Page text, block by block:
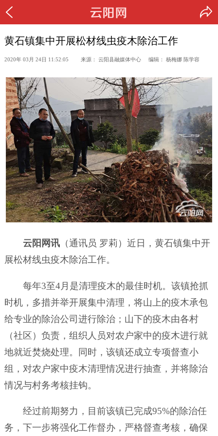
黄石镇集中开展松材线虫疫木除治工作
2020年 03月 24日 11:52:05 来源： 云阳县融媒体中心 编辑： 杨梅娜 陈学容
云阳网讯 （通讯员 罗莉）近日，黄石镇集中开
展松材线虫疫木除治工作。
每年3至4月是清理疫木的最佳时机。该镇抢抓
时机，多措并举开展集中清理，将山上的疫木承包
给专业的除治公司进行除治；山下的疫木由各村
（社区）负责，组织人员对农户家中的疫木进行就
地就近焚烧处理。同时，该镇还成立专项督查小
组，对农户家中疫木清理情况进行抽查，并将除治
情况与村务考核挂钩。
经过前期努力，目前该镇已完成95%的除治任
务，下一步将强化工作督办，严格督查考核，确保